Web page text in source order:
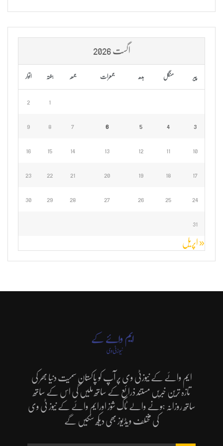
اگست 2026
پیر منگل بدھ جمعرات جمعہ ہفتہ اتوار
1
2
3
4
5
6
7
8
9
10
11
12
13
14
15
16
17
18
19
20
21
22
23
24
25
26
27
28
29
30
31
« اپریل
ایم وائے کے نیوزٹی وی پر آپ کو پاکستان سمیت دنیا بھر کی
تازہ ترین خبریں مستند ذرائع کے ساتھ ملیں گی اس کے ساتھ
ساتھ روزانہ ہونے والے ٹاک شوز اورایم وائے کے نیوز ٹی وی
کی مختلف ویڈیوز بھی دیکھ سکیں گے